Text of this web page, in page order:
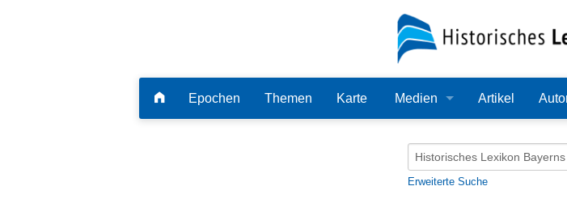
Epochen Themen Karte Medien
Audio
Artikel
Erweiterte Suche